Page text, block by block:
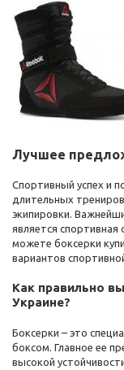
ситуацией.
Лучшее
Спортивный успех и
длительных
экипировки.
является спортивная
можете боксерки
вариантов
Как правильно
Украине?
Боксерки – это
боксом. Главное ее
высокой